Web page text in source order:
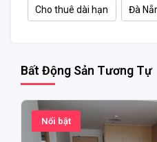
Cho thuê dài hạn Đà
Bất Động Sản Tương Tự
Nổi bật